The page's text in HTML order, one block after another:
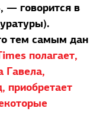
— говорится в
тем самым дан
полагает,
Гавела,
приобретает